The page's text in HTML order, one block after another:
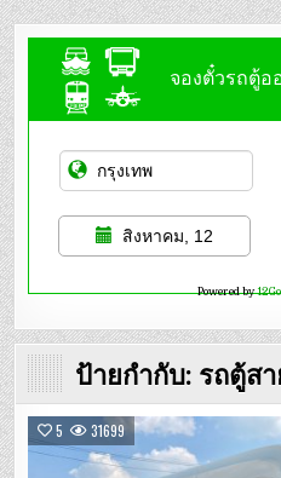
จองตั๋วรถตู้อ
สิงหาคม, 12
Powered by
ป้ายกำกับ: รถตู้ส
5 31699